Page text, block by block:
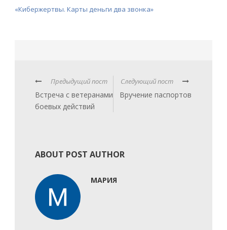
«Кибержертвы. Карты деньги два звонка»
Предыдущий пост
Встреча с ветеранами
боевых действий
Следующий пост
Вручение паспортов
ABOUT POST AUTHOR
МАРИЯ